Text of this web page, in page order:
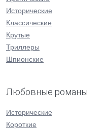
Исторические
Классические
Крутые
Триллеры
Шпионские
Любовные романы
Исторические
Короткие